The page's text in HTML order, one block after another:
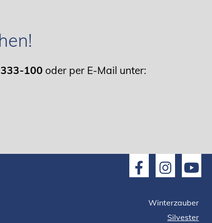
100 oder per E-Mail unter:
Winterzauber
Silvester